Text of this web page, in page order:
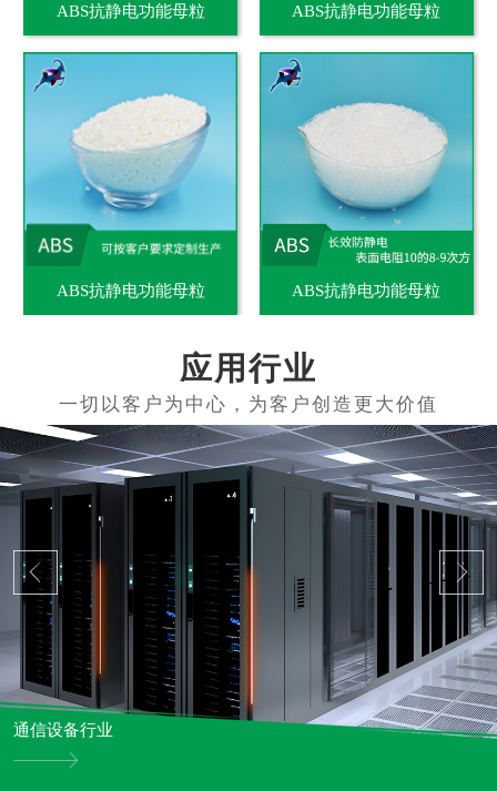
ABS抗静电功能母粒 ABS抗静电功能母粒
ABS抗静电功能母粒 ABS抗静电功能母粒
应用行业
通信设备行业